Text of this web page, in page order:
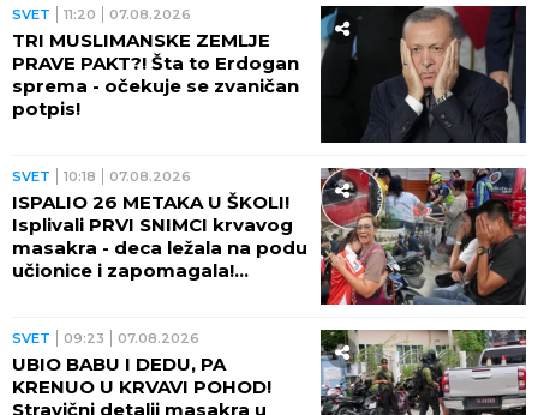
SVET 11:20 07.08.2026
TRI MUSLIMANSKE ZEMLJE
PRAVE PAKT?! Šta to Erdogan
sprema - očekuje se zvaničan
potpis!
SVET 10:18 07.08.2026
ISPALIO 26 METAKA U ŠKOLI!
Isplivali PRVI SNIMCI krvavog
masakra - deca ležala na podu
učionice i zapomagala!
SVET 09:23 07.08.2026
UBIO BABU I DEDU, PA
KRENUO U KRVAVI POHOD!
Stravični detalji masakra u